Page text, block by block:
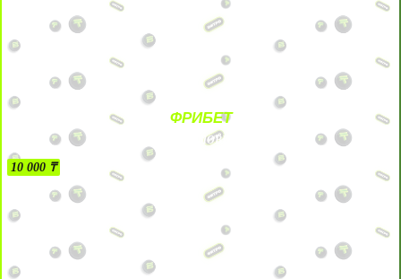
ФРИБЕТ
БЕЗ УСЛОВИЙ
10 000 ₸